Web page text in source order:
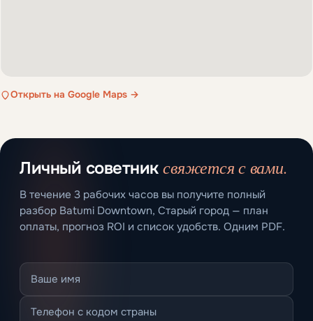
Открыть на Google Maps →
Личный советниксвяжется с вами.
В течение 3 рабочих часов вы получите полный
разбор Batumi Downtown, Старый город — план
оплаты, прогноз ROI и список удобств. Одним PDF.